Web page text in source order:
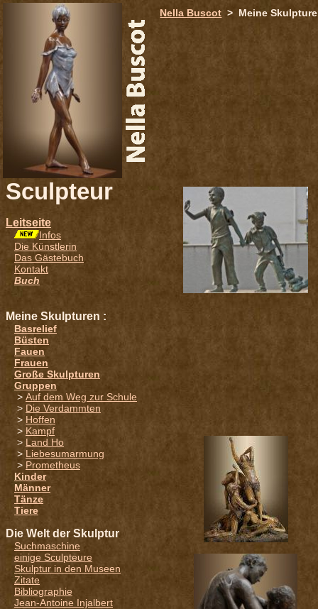
Sculpteur
Leitseite
Infos
Die Künstlerin
Das Gästebuch
Kontakt
Buch
Meine Skulpturen :
Basrelief
Büsten
Fauen
Frauen
Große Skulpturen
Gruppen
> Auf dem Weg zur Schule
> Die Verdammten
> Hoffen
> Kampf
> Land Ho
> Liebesumarmung
> Prometheus
Kinder
Männer
Tänze
Tiere
Die Welt der Skulptur
Suchmaschine
einige Sculpteure
Skulptur in den Museen
Zitate
Bibliographie
Jean-Antoine Injalbert
Nella Buscot > Meine